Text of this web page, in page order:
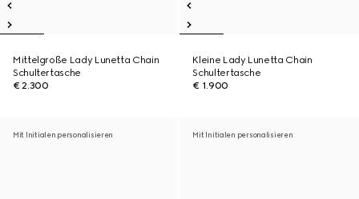
Mittelgroße Lady Lunetta Chain
Schultertasche
€ 2.300
Kleine Lady Lunetta Chain
Schultertasche
€ 1.900
Mit Initialen personalisieren Mit Initialen personalisieren